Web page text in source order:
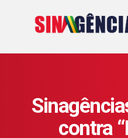
contra